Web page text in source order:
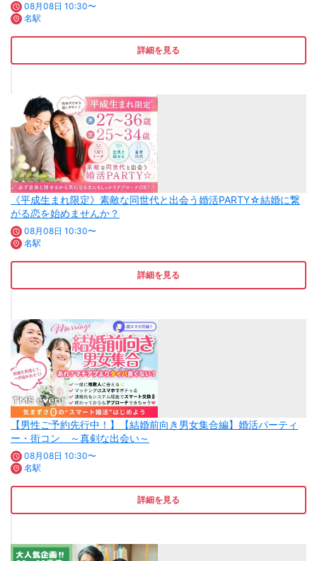
08月08日 10:30〜
名駅
詳細を見る
《平成生まれ限定》素敵な同世代と出会う婚活PARTY☆結婚に繋
がる恋を始めませんか？
08月08日 10:30〜
名駅
詳細を見る
【男性ご予約先行中！】【結婚前向き男女集合編】婚活パーティ
ー・街コン ～真剣な出会い～
08月08日 10:30〜
名駅
詳細を見る